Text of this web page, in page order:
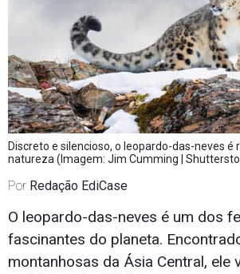
Discreto e silencioso, o leopardo-das-neves é
natureza (Imagem: Jim Cumming |
Por Redação EdiCase
O leopardo-das-neves é um dos
fascinantes do planeta.
montanhosas da Ásia Central, ele